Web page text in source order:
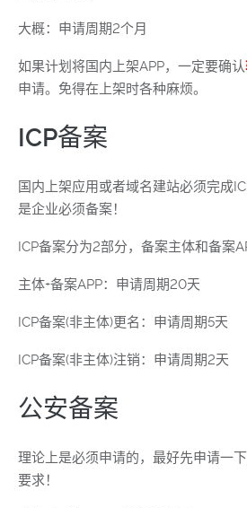
大概：申请周期2个月
如果计划将国内上架APP，一定要确认
申请。免得在上架时各种麻烦。
ICP备案
国内上架应用或者域名建站必须完成
是企业必须备案！
ICP备案分为2部分，备案主体和备案
主体+备案APP：申请周期20天
ICP备案(非主体)更名：申请周期5天
ICP备案(非主体)注销：申请周期2天
公安备案
理论上是必须申请的，最好先申请一
要求！